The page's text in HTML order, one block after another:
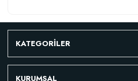
KATEGORİLER
KURUMSAL